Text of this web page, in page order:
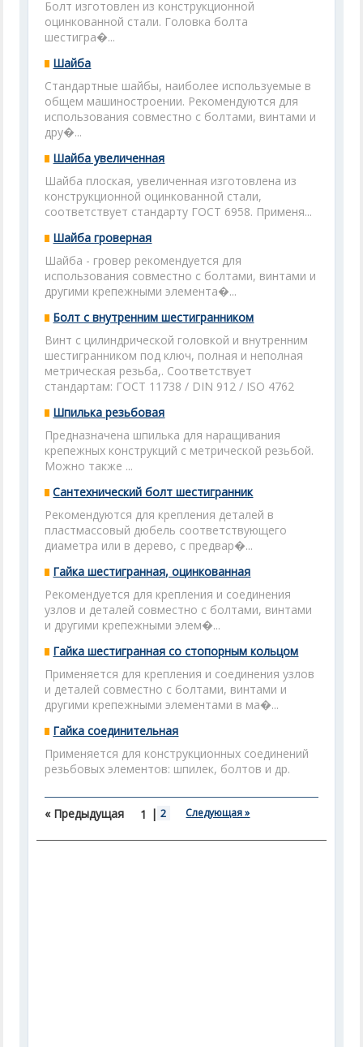
Болт изготовлен из конструкционной
оцинкованной стали. Головка болта
шестигра�...
Шайба
Стандартные шайбы, наиболее используемые в
общем машиностроении. Рекомендуются для
использования совместно с болтами, винтами и
дру�...
Шайба увеличенная
Шайба плоская, увеличенная изготовлена из
конструкционной оцинкованной стали,
соответствует стандарту ГОСТ 6958. Применя...
Шайба гроверная
Шайба - гровер рекомендуется для
использования совместно с болтами, винтами и
другими крепежными элемента�...
Болт с внутренним шестигранником
Винт с цилиндрической головкой и внутренним
шестигранником под ключ, полная и неполная
метрическая резьба,. Соответствует
стандартам: ГОСТ 11738 / DIN 912 / ISO 4762
Шпилька резьбовая
Предназначена шпилька для наращивания
крепежных конструкций с метрической резьбой.
Можно также ...
Сантехнический болт шестигранник
Рекомендуются для крепления деталей в
пластмассовый дюбель соответствующего
диаметра или в дерево, с предвар�...
Гайка шестигранная, оцинкованная
Рекомендуется для крепления и соединения
узлов и деталей совместно с болтами, винтами
и другими крепежными элем�...
Гайка шестигранная со стопорным кольцом
Применяется для крепления и соединения узлов
и деталей совместно с болтами, винтами и
другими крепежными элементами в ма�...
Гайка соединительная
Применяется для конструкционных соединений
резьбовых элементов: шпилек, болтов и др.
« Предыдущая 1 | 2 Следующая »